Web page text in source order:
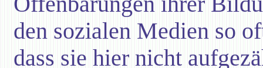
den sozialen Medien so
dass sie hier nicht